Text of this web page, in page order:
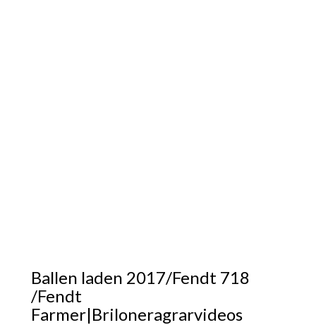
Ballen laden 2017/Fendt 718
/Fendt
Farmer|Briloneragrarvideos